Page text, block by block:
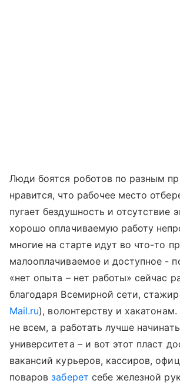
Люди боятся роботов по разным
нравится, что рабочее место
пугает бездушность и отсутствие
хорошо оплачиваемую работу
многие на старте идут во что-то
малооплачиваемое и доступное -
«нет опыта – нет работы» сейчас
благодаря Всемирной сети,
Mail.ru), волонтерству и
не всем, а работать лучше
университета – и вот этот пласт
вакансий курьеров, кассиров,
поваровзаберет себе железной